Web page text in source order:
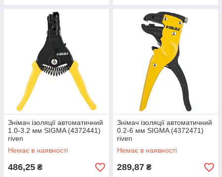
Знімач ізоляції автоматичний
1.0-3.2 мм SIGMA (4372441)
riven
Немає в наявності
486,25 ₴
Знімач ізоляції автоматичний
0.2-6 мм SIGMA (4372471)
riven
Немає в наявності
289,87 ₴